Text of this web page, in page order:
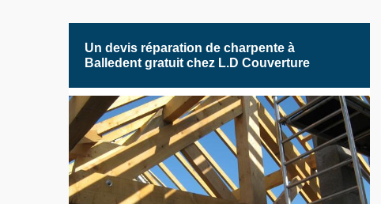
Un devis réparation de charpente à
Balledent gratuit chez L.D Couverture